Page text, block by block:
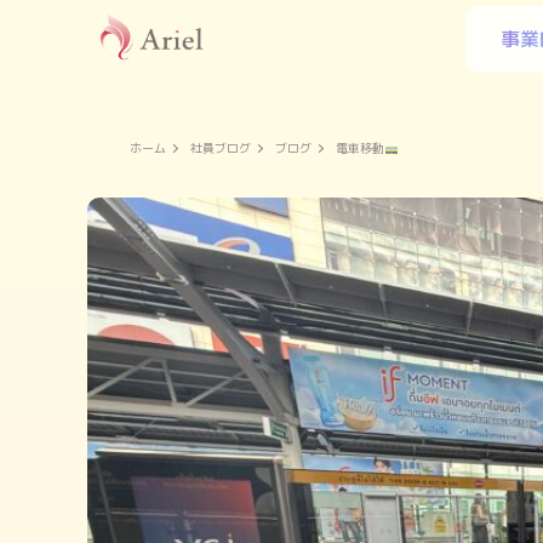
事
ホーム 社員ブログ ブログ 電車移動